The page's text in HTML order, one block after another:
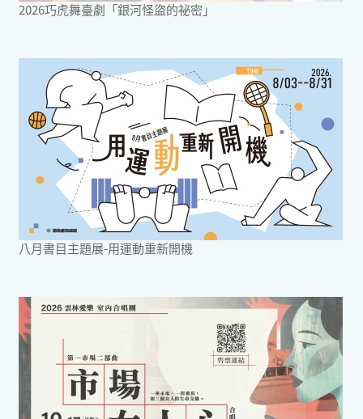
2026巧虎舞臺劇「銀河怪盜的祕密」
八月書目主題展-用運動重新開機